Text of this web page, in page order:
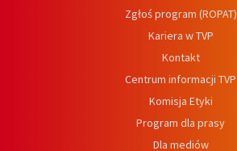
Zgłoś program (ROPAT)
Kariera w TVP
Kontakt
Centrum informacji TVP
Komisja Etyki
Program dla prasy
Dla mediów